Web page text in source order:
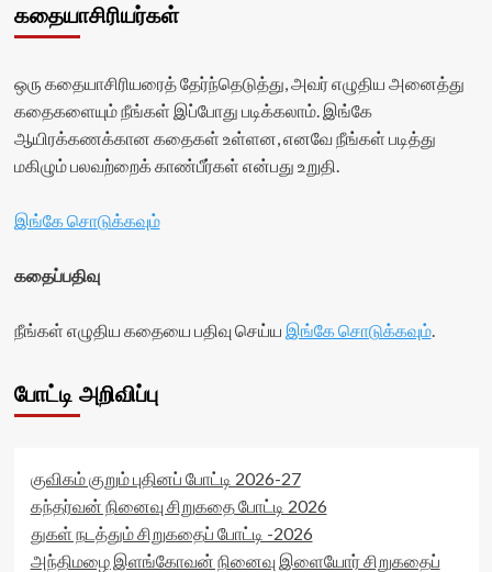
கதையாசிரியர்கள்
ஒரு கதையாசிரியரைத் தேர்ந்தெடுத்து, அவர் எழுதிய அனைத்து
கதைகளையும் நீங்கள் இப்போது படிக்கலாம். இங்கே
ஆயிரக்கணக்கான கதைகள் உள்ளன, எனவே நீங்கள் படித்து
மகிழும் பலவற்றைக் காண்பீர்கள் என்பது உறுதி.
இங்கே சொடுக்கவும்
கதைப்பதிவு
நீங்கள் எழுதிய கதையை பதிவு செய்ய இங்கே சொடுக்கவும்.
போட்டி அறிவிப்பு
குவிகம் குறும் புதினப் போட்டி 2026-27
கந்தர்வன் நினைவு சிறுகதை போட்டி 2026
துகள் நடத்தும் சிறுகதைப் போட்டி -2026
அந்திமழை இளங்கோவன் நினைவு இளையோர் சிறுகதைப்